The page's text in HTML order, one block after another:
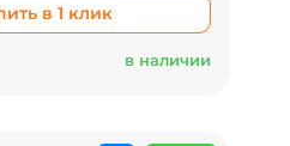
в 1 клик
в наличии